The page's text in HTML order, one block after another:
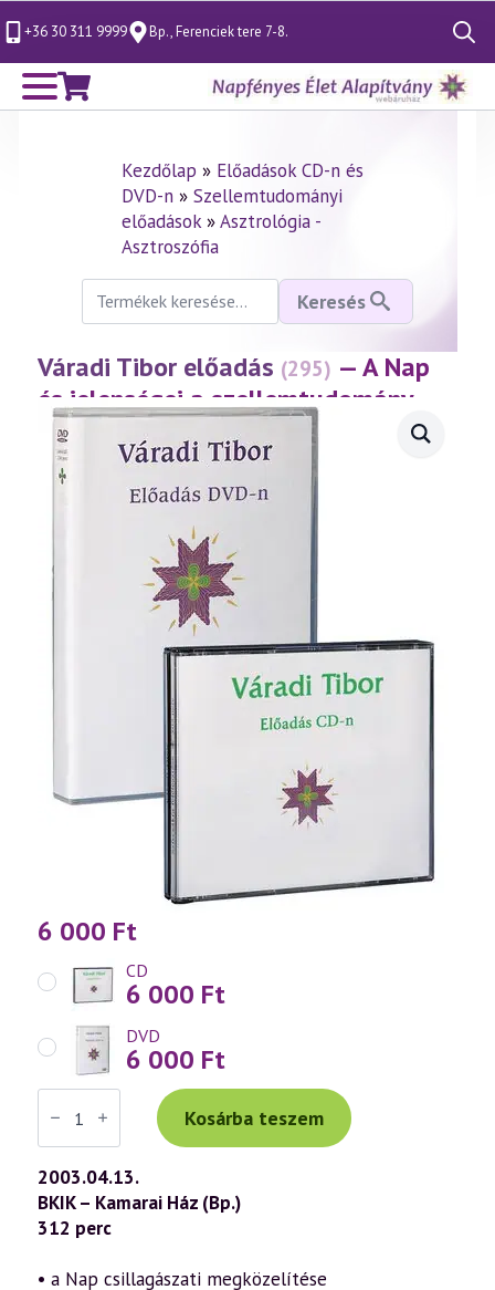
+36 30 311 9999 Bp., Ferenciek tere 7-8.
Search
for:
Kezdőlap » Előadások CD-n és
DVD-n» Szellemtudományi
előadások»Asztrológia -
Asztroszófia
Keresés
következőre:
Keresés
Váradi Tibor előadás (295) — A Nap
és jelenségei a szellemtudomány
fényében
(2003.04.13.)
6 000 Ft
CD
6 000 Ft
DVD
6 000 Ft
Váradi
Tibor
előadás
(295)
—
A
Nap
és
jelenségei
szellemtudomány
Kosárba teszem
2003.04.13.
BKIK – Kamarai Ház (Bp.)
312 perc
• a Nap csillagászati megközelítése